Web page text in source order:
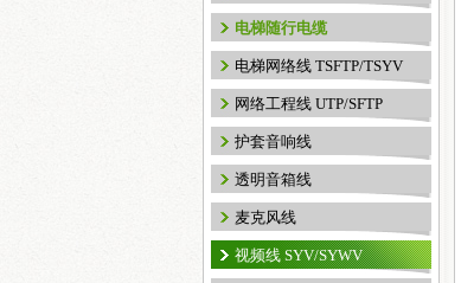
电梯随行电缆
电梯网络线 TSFTP/TSYV
网络工程线 UTP/SFTP
护套音响线
透明音箱线
麦克风线
视频线 SYV/SYWV